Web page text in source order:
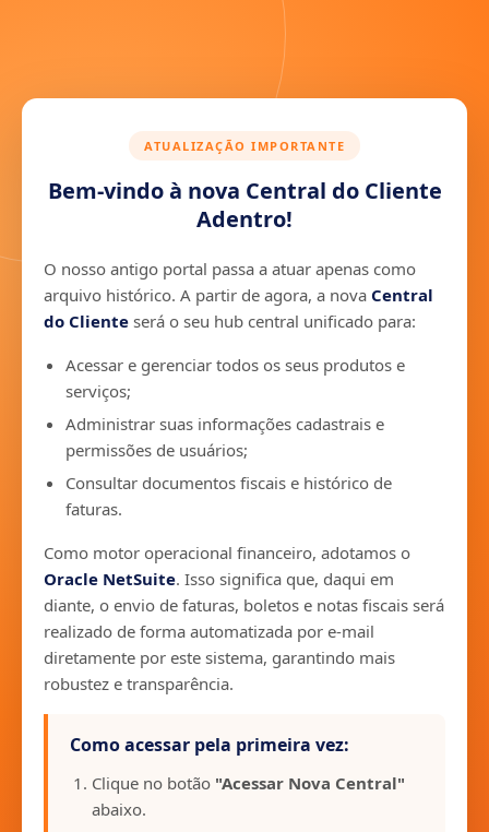
ATUALIZAÇÃO IMPORTANTE
Bem-vindo à nova Central do Cliente
Adentro!
O nosso antigo portal passa a atuar apenas como
arquivo histórico. A partir de agora, a nova Central
do Cliente será o seu hub central unificado para:
Acessar e gerenciar todos os seus produtos e
serviços;
Administrar suas informações cadastrais e
permissões de usuários;
Consultar documentos fiscais e histórico de
faturas.
Como motor operacional financeiro, adotamos o
Oracle NetSuite. Isso significa que, daqui em
diante, o envio de faturas, boletos e notas fiscais será
realizado de forma automatizada por e-mail
diretamente por este sistema, garantindo mais
robustez e transparência.
Como acessar pela primeira vez:
Clique no botão "Acessar Nova Central"
abaixo.